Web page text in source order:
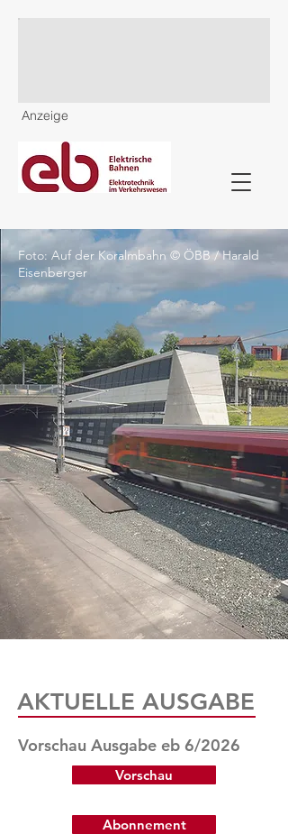
Anzeige
Foto: Auf der Koralmbahn © ÖBB / Harald
Eisenberger
AKTUELLE AUSGABE
Vorschau Ausgabe eb 6/2026
Vorschau
Abonnement